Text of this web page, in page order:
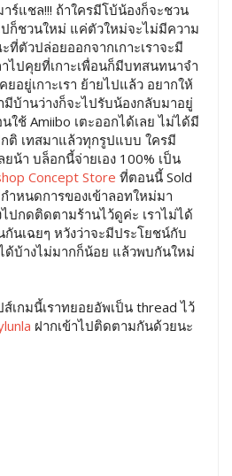
ร์แชล!!! ถ้าใครมีโบ้น้องก็จะชวน
ก็ชวนใหม่ แค่ตัวใหม่จะไม่มีความ
ที่ตัวปล่อยออกจากเกาะเราจะมี
าไปคุยที่เกาะเพื่อนก็มีบทสนทนาจำ
ยอยู่เกาะเรา ย้ายไปแล้ว อยากให้
บ้านว่างก็จะไปรับน้องกลับมาอยู่
ใช้ Amiibo เตะออกได้เลย ไม่ได้มี
ติ เทสมาแล้วทุกรูปแบบ ใครมี
น้า บล็อกนี้จ่ายเอง 100% เป็น
Concept Store ที่ตอนนี้ Sold
ำหนดการของเข้าลอทใหม่มา
ปกดติดตามร้านไว้ดูค่ะ เราไม่ได้
นเฉยๆ หวังว่าจะมีประโยชน์กับ
ด้บ้างไม่มากก็น้อย แล้วพบกันใหม่
เกมนี้เราทยอยอัพเป็น thread ไว้
ฝากเข้าไปติดตามกันด้วยนะ